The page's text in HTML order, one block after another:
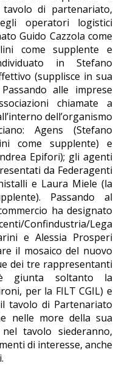
tavolo di partenariato,
operatori logistici
Guido Cazzola come
come supplente e
in Stefano
(supplisce in sua
alle imprese
chiamate a
dell’organismo
Agens (Stefano
come supplente) e
Epifori); gli agenti
da Federagenti
e Laura Miele (la
Passando al
ha designato
Confindustria/Lega
e Alessia Prosperi
il mosaico del nuovo
dei tre rappresentanti
giunta soltanto la
per la FILT CGIL) e
tavolo di Partenariato
nelle more della sua
tavolo siederanno,
di interesse, anche